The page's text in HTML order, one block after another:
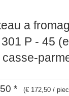
a
P - 45
* (€ 172,50 /